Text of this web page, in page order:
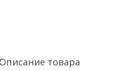
Описание товара